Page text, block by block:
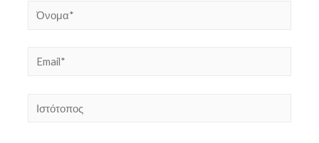
Όνομα*
Email*
Ιστότοπος